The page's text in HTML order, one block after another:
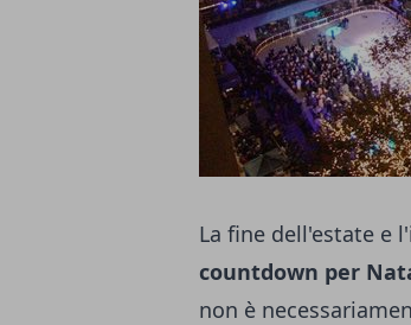
La fine dell'estate e
countdown per
non è